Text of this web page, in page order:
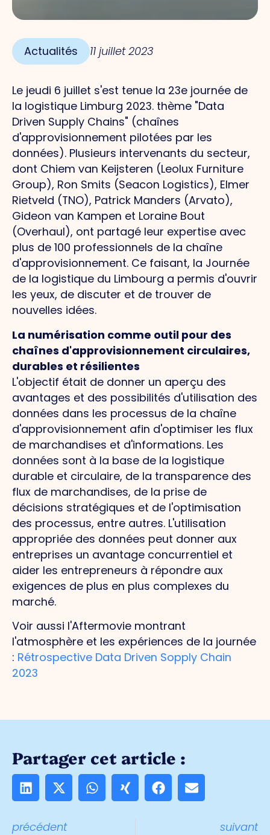
Actualités 11 juillet 2023
Le jeudi 6 juillet s'est tenue la 23e journée de
la logistique Limburg 2023. thème "Data
Driven Supply Chains" (chaînes
d'approvisionnement pilotées par les
données). Plusieurs intervenants du secteur,
dont Chiem van Keijsteren (Leolux Furniture
Group), Ron Smits (Seacon Logistics), Elmer
Rietveld (TNO), Patrick Manders (Arvato),
Gideon van Kampen et Loraine Bout
(Overhaul), ont partagé leur expertise avec
plus de 100 professionnels de la chaîne
d'approvisionnement. Ce faisant, la Journée
de la logistique du Limbourg a permis d'ouvrir
les yeux, de discuter et de trouver de
nouvelles idées.
La numérisation comme outil pour des
chaînes d'approvisionnement circulaires,
durables et résilientes
L'objectif était de donner un aperçu des
avantages et des possibilités d'utilisation des
données dans les processus de la chaîne
d'approvisionnement afin d'optimiser les flux
de marchandises et d'informations. Les
données sont à la base de la logistique
durable et circulaire, de la transparence des
flux de marchandises, de la prise de
décisions stratégiques et de l'optimisation
des processus, entre autres. L'utilisation
appropriée des données peut donner aux
entreprises un avantage concurrentiel et
aider les entrepreneurs à répondre aux
exigences de plus en plus complexes du
marché.
Voir aussi l'Aftermovie montrant
l'atmosphère et les expériences de la journée
: Rétrospective Data Driven Sopply Chain
2023
Partager cet article :
précédent suivant